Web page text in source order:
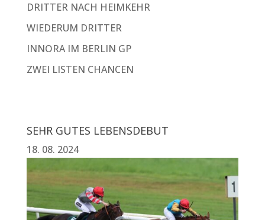
DRITTER NACH HEIMKEHR
WIEDERUM DRITTER
INNORA IM BERLIN GP
ZWEI LISTEN CHANCEN
SEHR GUTES LEBENSDEBUT
18. 08. 2024